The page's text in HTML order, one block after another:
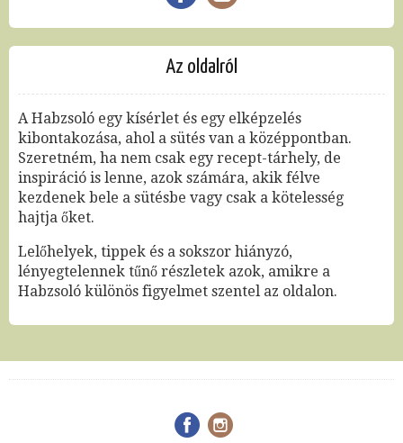
Az oldalról
A Habzsoló egy kísérlet és egy elképzelés
kibontakozása, ahol a sütés van a középpontban.
Szeretném, ha nem csak egy recept-tárhely, de
inspiráció is lenne, azok számára, akik félve
kezdenek bele a sütésbe vagy csak a kötelesség
hajtja őket.
Lelőhelyek, tippek és a sokszor hiányzó,
lényegtelennek tűnő részletek azok, amikre a
Habzsoló különös figyelmet szentel az oldalon.